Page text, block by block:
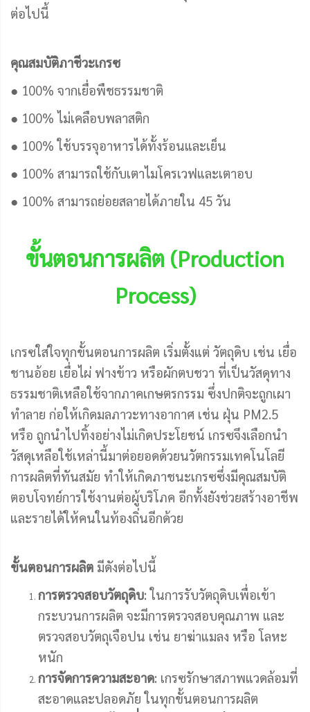
ต่อไปนี้
คุณสมบัติภาชีวะเกรซ
● 100% จากเยื่อพืชธรรมชาติ
● 100% ไม่เคลือบพลาสติก
● 100% ใช้บรรจุอาหารได้ทั้งร้อนและเย็น
● 100% สามารถใช้กับเตาไมโครเวฟและเตาอบ
● 100% สามารถย่อยสลายได้ภายใน 45 วัน
ขั้นตอนการผลิต (Production
Process)
เกรซใส่ใจทุกขั้นตอนการผลิต เริ่มตั้งแต่ วัตถุดิบ เช่น เยื่อ
ชานอ้อย เยื่อไผ่ ฟางข้าว หรือผักตบชวา ที่เป็นวัสดุทาง
ธรรมชาติเหลือใช้จากภาคเกษตรกรรม ซึ่งปกติจะถูกเผา
ทำลาย ก่อให้เกิดมลภาวะทางอากาศ เช่น ฝุ่น PM2.5
หรือ ถูกนำไปทิ้งอย่างไม่เกิดประโยชน์ เกรซจึงเลือกนำ
วัสดุเหลือใช้เหล่านี้มาต่อยอดด้วยนวัตกรรมเทคโนโลยี
การผลิตที่ทันสมัย ทำให้เกิดภาชนะเกรซซึ่งมีคุณสมบัติ
ตอบโจทย์การใช้งานต่อผู้บริโภค อีกทั้งยังช่วยสร้างอาชีพ
และรายได้ให้คนในท้องถิ่นอีกด้วย
ขั้นตอนการผลิต มีดังต่อไปนี้
การตรวจสอบวัตถุดิบ: ในการรับวัตถุดิบเพื่อเข้า
กระบวนการผลิต จะมีการตรวจสอบคุณภาพ และ
ตรวจสอบวัตถุเจือปน เช่น ยาฆ่าแมลง หรือ โลหะ
หนัก
การจัดการความสะอาด: เกรซรักษาสภาพแวดล้อมที่
สะอาดและปลอดภัย ในทุกขั้นตอนการผลิต